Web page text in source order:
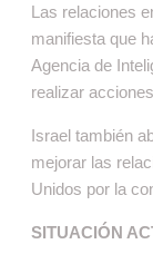
Las relaciones
manifiesta que
Agencia de
realizar
Israel también
mejorar las
Unidos por la
SITUACIÓN